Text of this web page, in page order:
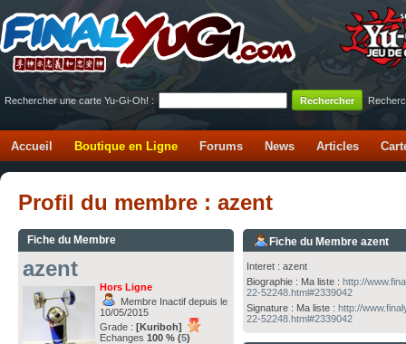
Rechercher une carte Yu-Gi-Oh! :
Accueil Boutique en Ligne Forums News Articles
Profil du membre : azent
Fiche du Membre
azent
Hors Ligne
Membre Inactif depuis le
10/05/2015
Grade : [Kuriboh]
Echanges 100 % (5)
Fiche du Membre azent
Interet : azent
Biographie : Ma liste :http://
22-52248.html#2339042
Signature : Ma liste :http://
22-52248.html#2339042